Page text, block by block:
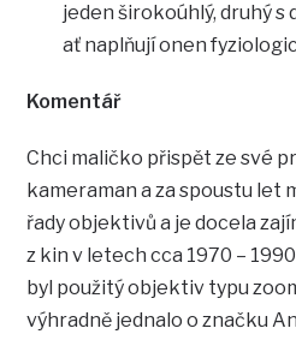
jeden širokoúhlý, druhý s
ať naplňují onen
Komentář
Chci maličko přispět ze své
kameraman a za spoustu let
řady objektivů a je docela
z kin v letech cca 1970 –
byl použitý objektiv typu
výhradně jednalo o značku